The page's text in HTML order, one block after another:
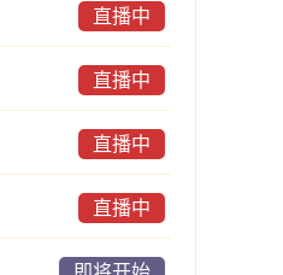
直播中
直播中
直播中
直播中